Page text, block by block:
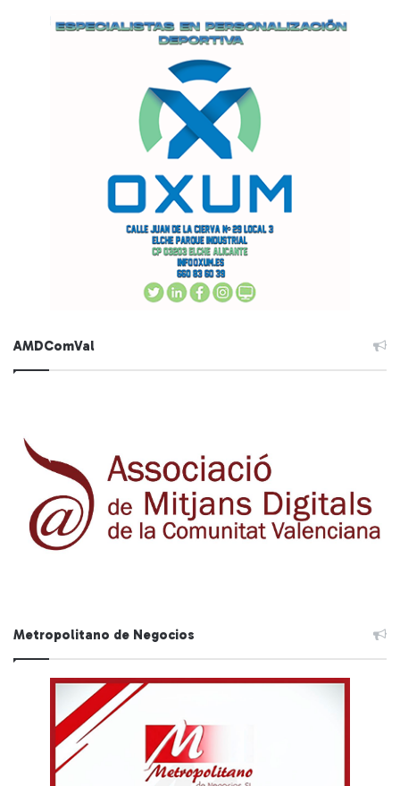
AMDComVal
Metropolitano de Negocios